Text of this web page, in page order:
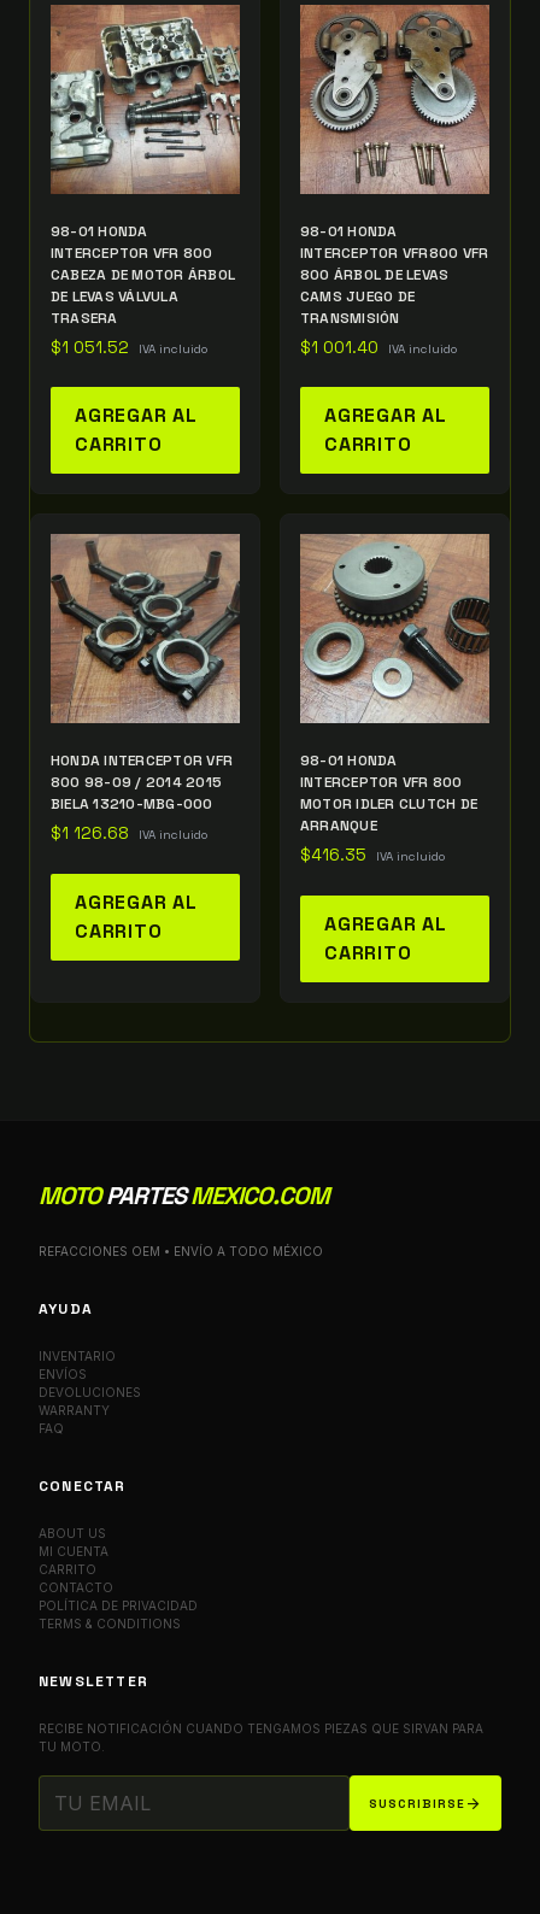
98-01 HONDA
INTERCEPTOR VFR 800
CABEZA DE MOTOR ÁRBOL
DE LEVAS VÁLVULA
TRASERA
$1 051.52 IVA incluido
AGREGAR AL
CARRITO
98-01 HONDA
INTERCEPTOR VFR800 VFR
800 ÁRBOL DE LEVAS
CAMS JUEGO DE
TRANSMISIÓN
$1 001.40 IVA incluido
AGREGAR AL
CARRITO
HONDA INTERCEPTOR VFR
800 98-09 / 2014 2015
BIELA 13210-MBG-000
$1 126.68 IVA incluido
AGREGAR AL
CARRITO
98-01 HONDA
INTERCEPTOR VFR 800
MOTOR IDLER CLUTCH DE
ARRANQUE
$416.35 IVA incluido
AGREGAR AL
CARRITO
MOTOPARTESMEXICO.COM
REFACCIONES OEM • ENVÍO A TODO MÉXICO
AYUDA
INVENTARIO
ENVÍOS
DEVOLUCIONES
WARRANTY
FAQ
CONECTAR
ABOUT US
MI CUENTA
CARRITO
CONTACTO
POLÍTICA DE PRIVACIDAD
TERMS & CONDITIONS
NEWSLETTER
RECIBE NOTIFICACIÓN CUANDO TENGAMOS PIEZAS QUE SIRVAN PARA
TU MOTO.
SUSCRIBIRSE arrow_forward